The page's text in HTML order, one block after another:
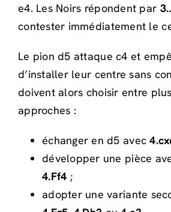
e4. Les Noirs répondent par
contester immédiatement le
Le pion d5 attaque c4 et
d’installer leur centre sans
doivent alors choisir entre
approches :
échanger en d5 avec
développer une pièce
4.Ff4 ;
adopter une variante